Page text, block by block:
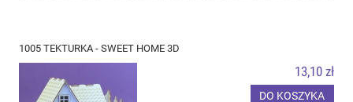
1005 TEKTURKA - SWEET HOME 3D
13,10 zł
DO KOSZYKA